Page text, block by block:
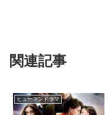
関連記事
ヒューマンドラマ